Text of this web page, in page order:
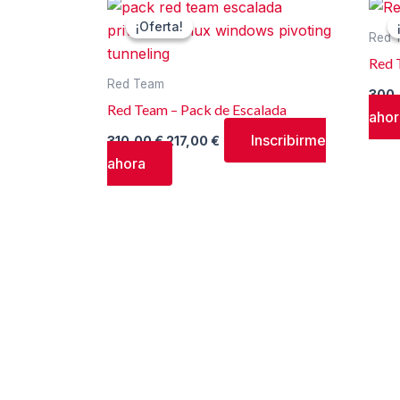
¡Oferta!
¡Oferta!
Red Team
Red Team – Pack de Escalada
310,00€
precio
original
era:
310,00 €.
217,00€
actual
Inscribirme
ahora
Red
Red